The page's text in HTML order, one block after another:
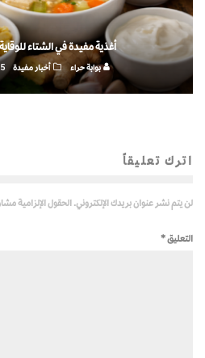
أغذية مفيدة في الشتاء
بوابة حراء أخبار مفيدة
اترك تعليقاً
لن يتم نشر عنوان بريدك الإلكتروني. الحقول الإلزامية مشار
التعليق*